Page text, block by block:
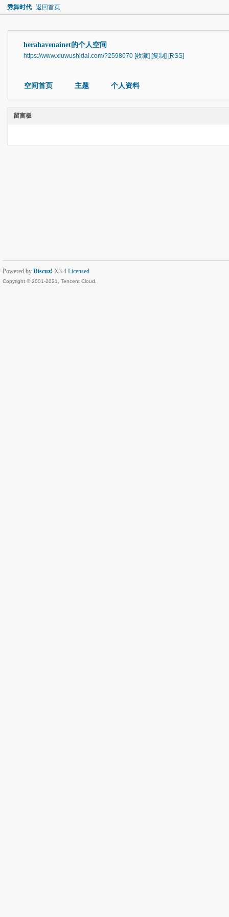
秀舞时代 返回首页
herahavenainet的个人空间
https://www.xiuwushidai.com/?2598070 [收藏] [复制] [RSS]
空间首页 主题 个人资料
留言板
Powered by Discuz! X3.4 Licensed
Copyright © 2001-2021, Tencent Cloud.